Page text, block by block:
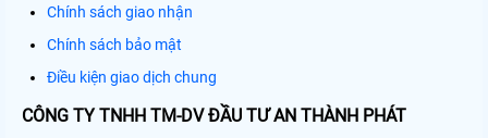
Chính sách giao nhận
Chính sách bảo mật
Điều kiện giao dịch chung
CÔNG TY TNHH TM-DV ĐẦU TƯ AN THÀNH PHÁT